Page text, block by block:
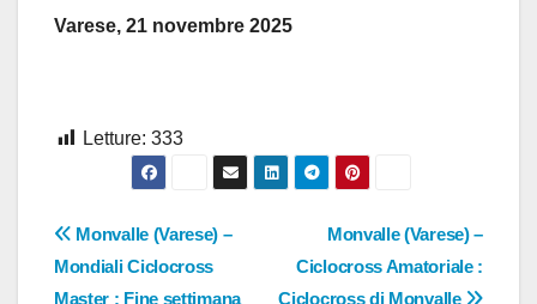
Varese, 21 novembre 2025
Letture: 333
Navigazione
articoli
Monvalle (Varese) –
Ciclocross Amatoriale :
Ciclocross di Monvalle
Monvalle (Varese) –
Mondiali Ciclocross
Master : Fine settimana